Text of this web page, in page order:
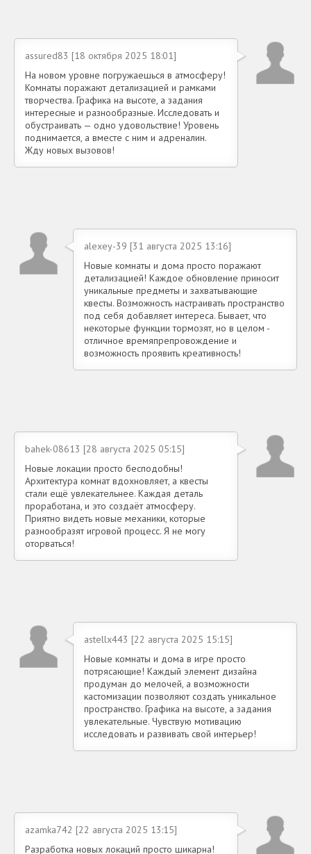
assured83 [18 октября 2025 18:01]
На новом уровне погружаешься в атмосферу!
Комнаты поражают детализацией и рамками
творчества. Графика на высоте, а задания
интересные и разнообразные. Исследовать и
обустраивать — одно удовольствие! Уровень
поднимается, а вместе с ним и адреналин.
Жду новых вызовов!
alexey-39 [31 августа 2025 13:16]
Новые комнаты и дома просто поражают
детализацией! Каждое обновление приносит
уникальные предметы и захватывающие
квесты. Возможность настраивать пространство
под себя добавляет интереса. Бывает, что
некоторые функции тормозят, но в целом -
отличное времяпрепровождение и
возможность проявить креативность!
bahek-08613 [28 августа 2025 05:15]
Новые локации просто бесподобны!
Архитектура комнат вдохновляет, а квесты
стали ещё увлекательнее. Каждая деталь
проработана, и это создаёт атмосферу.
Приятно видеть новые механики, которые
разнообразят игровой процесс. Я не могу
оторваться!
astellx443 [22 августа 2025 15:15]
Новые комнаты и дома в игре просто
потрясающие! Каждый элемент дизайна
продуман до мелочей, а возможности
кастомизации позволяют создать уникальное
пространство. Графика на высоте, а задания
увлекательные. Чувствую мотивацию
исследовать и развивать свой интерьер!
azamka742 [22 августа 2025 13:15]
Разработка новых локаций просто шикарна!